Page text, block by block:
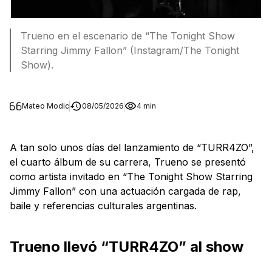
Trueno en el escenario de “The Tonight Show
Starring Jimmy Fallon” (Instagram/The Tonight
Show).
Mateo Modic 08/05/2026 4 min
A tan solo unos días del lanzamiento de “TURR4ZO”,
el cuarto álbum de su carrera, Trueno se presentó
como artista invitado en “The Tonight Show Starring
Jimmy Fallon” con una actuación cargada de rap,
baile y referencias culturales argentinas.
Trueno llevó “TURR4ZO” al show